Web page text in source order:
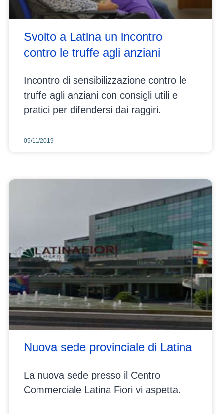
Svolto a Latina un incontro
contro le truffe agli anziani
Incontro di sensibilizzazione contro le
truffe agli anziani con consigli utili e
pratici per difendersi dai raggiri.
05/11/2019
Nuova sede provinciale di Latina
La nuova sede presso il Centro
Commerciale Latina Fiori vi aspetta.